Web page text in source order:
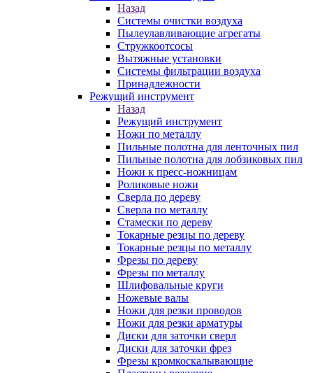
Назад
Системы очистки воздуха
Пылеулавливающие агрегаты
Стружкоотсосы
Вытяжные установки
Системы фильтрации воздуха
Принадлежности
Режущий инструмент
Назад
Режущий инструмент
Ножи по металлу
Пильные полотна для ленточных пил
Пильные полотна для лобзиковых пил
Ножи к пресс-ножницам
Роликовые ножи
Сверла по дереву
Сверла по металлу
Стамески по дереву
Токарные резцы по дереву
Токарные резцы по металлу
Фрезы по дереву
Фрезы по металлу
Шлифовальные круги
Ножевые валы
Ножи для резки проводов
Ножи для резки арматуры
Диски для заточки сверл
Диски для заточки фрез
Фрезы кромкоскалывающие